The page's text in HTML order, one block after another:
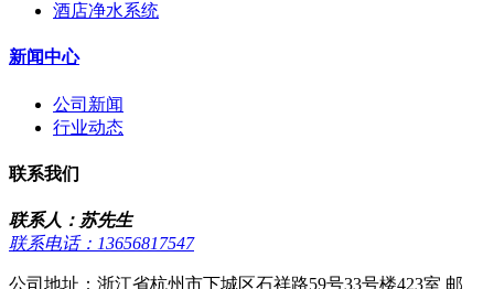
酒店净水系统
新闻中心
公司新闻
行业动态
联系我们
联系人：苏先生
联系电话：13656817547
公司地址：浙江省杭州市下城区石祥路59号33号楼423室 邮